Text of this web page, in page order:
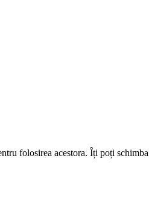
folosirea acestora. Îți poți